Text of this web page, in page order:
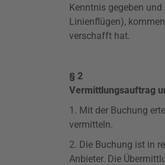
Kenntnis gegeben
Linienflügen),
verschafft hat.
§ 2
Vermittlungsauftrag
1. Mit der Buchung
vermitteln.
2. Die Buchung ist in
Anbieter. Die